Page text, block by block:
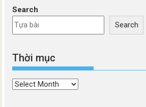
Search
Search
Thời mục
Thời